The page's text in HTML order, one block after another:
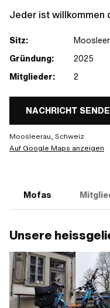
Jeder ist willkommen
Sitz:
Gründung:
2025
Mitglieder:
2
NACHRICHT
Moosleerau, Schweiz
Auf Google Maps anzeigen
Mofas
Unsere